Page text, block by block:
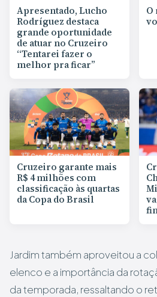
Apresentado, Lucho
Rodríguez destaca
grande oportunidade
de atuar no Cruzeiro
“Tentarei fazer o
melhor pra ficar”
O
Cruzeiro garante mais
R$ 4 milhões com
classificação às quartas
da Copa do Brasil
Jardim também aproveitou a
elenco e a importância da
da temporada, ressaltando o